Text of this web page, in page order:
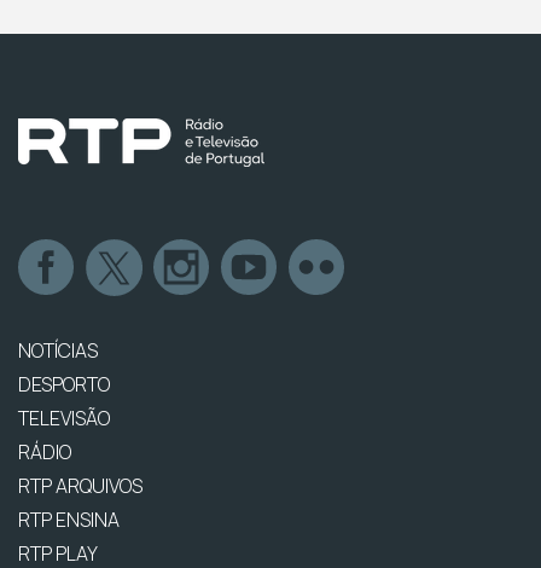
NOTÍCIAS
DESPORTO
TELEVISÃO
RÁDIO
RTP ARQUIVOS
RTP ENSINA
RTP PLAY